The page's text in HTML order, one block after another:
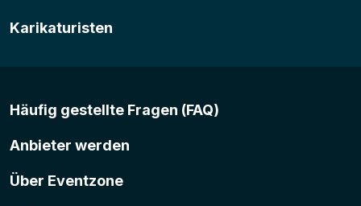
Karikaturisten
Häufig gestellte Fragen (FAQ)
Anbieter werden
Über Eventzone